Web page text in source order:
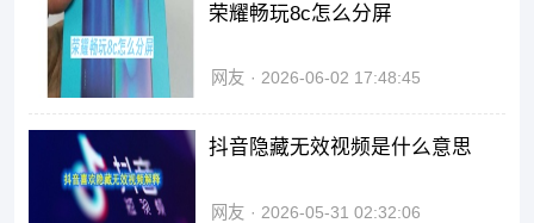
荣耀畅玩8c怎么分屏
网友 2026-06-02 17:48:45
抖音隐藏无效视频是什么意思
网友 2026-05-31 02:32:06